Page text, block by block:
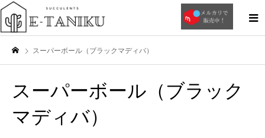
スーパーボール（ブラックマディバ）
スーパーボール（ブラック
マディバ）